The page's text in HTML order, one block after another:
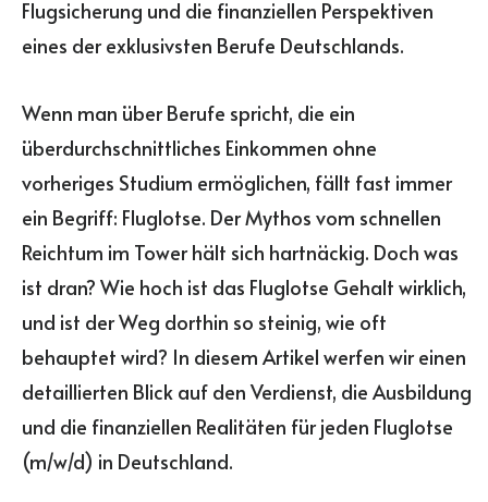
Flugsicherung und die finanziellen Perspektiven
eines der exklusivsten Berufe Deutschlands.
Wenn man über Berufe spricht, die ein
überdurchschnittliches Einkommen ohne
vorheriges Studium ermöglichen, fällt fast immer
ein Begriff: Fluglotse. Der Mythos vom schnellen
Reichtum im Tower hält sich hartnäckig. Doch was
ist dran? Wie hoch ist das Fluglotse Gehalt wirklich,
und ist der Weg dorthin so steinig, wie oft
behauptet wird? In diesem Artikel werfen wir einen
detaillierten Blick auf den Verdienst, die Ausbildung
und die finanziellen Realitäten für jeden Fluglotse
(m/w/d) in Deutschland.